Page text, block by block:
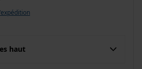
haut